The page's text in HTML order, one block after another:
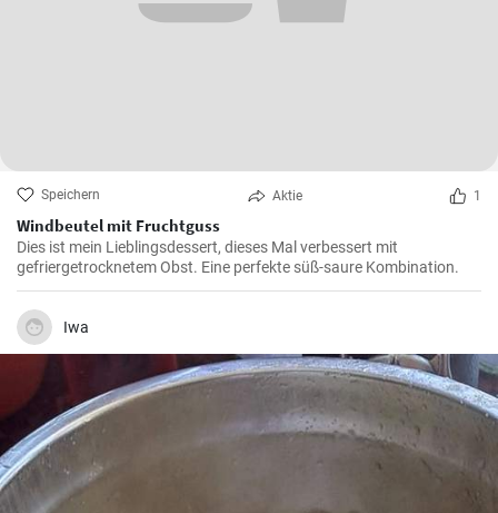
Speichern Aktie 1
Windbeutel mit Fruchtguss
Dies ist mein Lieblingsdessert, dieses Mal verbessert mit
gefriergetrocknetem Obst. Eine perfekte süß-saure Kombination.
Iwa